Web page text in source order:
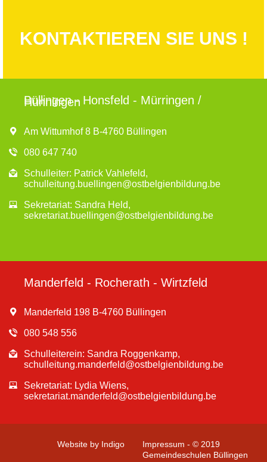
KONTAKTIEREN SIE UNS !
Büllingen - Honsfeld - Mürringen /
Hünningen
Am Wittumhof 8 B-4760 Büllingen
080 647 740
Schulleiter: Patrick Vahlefeld,
schulleitung.buellingen@ostbelgienbildung.be
Sekretariat: Sandra Held,
sekretariat.buellingen@ostbelgienbildung.be
Manderfeld - Rocherath - Wirtzfeld
Manderfeld 198 B-4760 Büllingen
080 548 556
Schulleiterein: Sandra Roggenkamp,
schulleitung.manderfeld@ostbelgienbildung.be
Sekretariat: Lydia Wiens,
sekretariat.manderfeld@ostbelgienbildung.be
Website by Indigo
Impressum - © 2019
Gemeindeschulen Büllingen